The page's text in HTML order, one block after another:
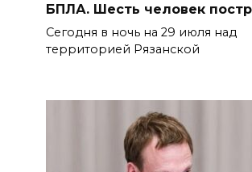
БПЛА. Шесть человек
Сегодня в ночь на 29 июля над
территорией Рязанской